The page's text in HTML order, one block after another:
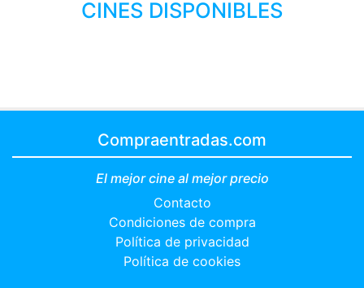
CINES DISPONIBLES
Compraentradas.com
El mejor cine al mejor precio
Contacto
Condiciones de compra
Política de privacidad
Política de cookies